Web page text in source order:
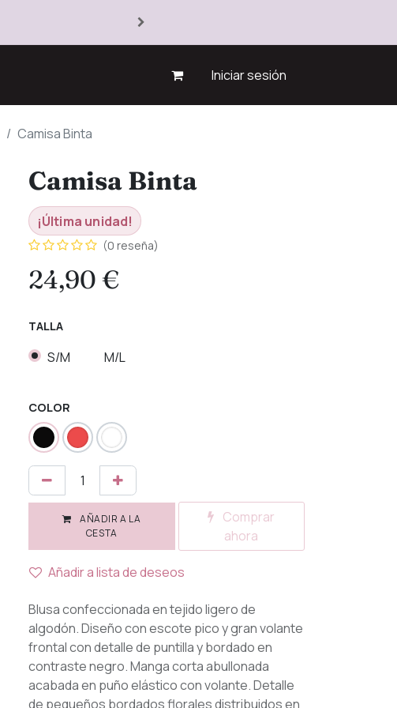
Iniciar sesión
Camisa Binta
Camisa Binta
¡Última unidad!
(0 reseña)
24,90 €
TALLA
S/M M/L
COLOR
AÑADIR A LA
CESTA
Comprar
ahora
Añadir a lista de deseos
Blusa confeccionada en tejido ligero de
algodón. Diseño con escote pico y gran volante
frontal con detalle de puntilla y bordado en
contraste negro. Manga corta abullonada
acabada en puño elástico con volante. Detalle
de pequeños bordados florales distribuidos en